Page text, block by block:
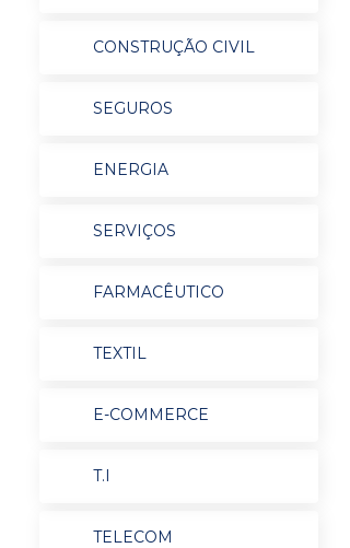
CONSTRUÇÃO CIVIL
SEGUROS
ENERGIA
SERVIÇOS
FARMACÊUTICO
TEXTIL
E-COMMERCE
T.I
TELECOM